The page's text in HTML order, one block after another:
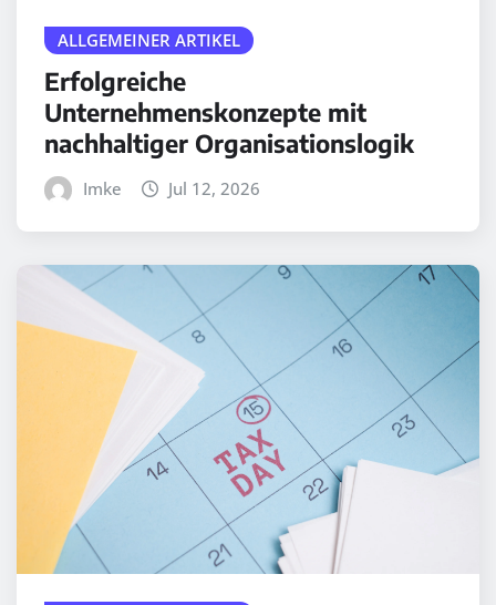
ALLGEMEINER ARTIKEL
Erfolgreiche
Unternehmenskonzepte mit
nachhaltiger Organisationslogik
Imke Jul 12, 2026